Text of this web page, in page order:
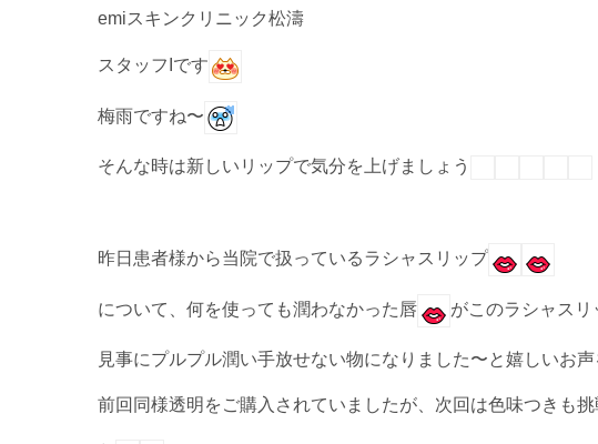
emiスキンクリニック松濤
スタッフIです
梅雨ですね〜
そんな時は新しいリップで気分を上げましょう
昨日患者様から当院で扱っているラシャスリップ
について、何を使っても潤わなかった唇 がこのラシャスリ
見事にプルプル潤い手放せない物になりました〜と嬉しいお
前回同様透明をご購入されていましたが、次回は色味つきも